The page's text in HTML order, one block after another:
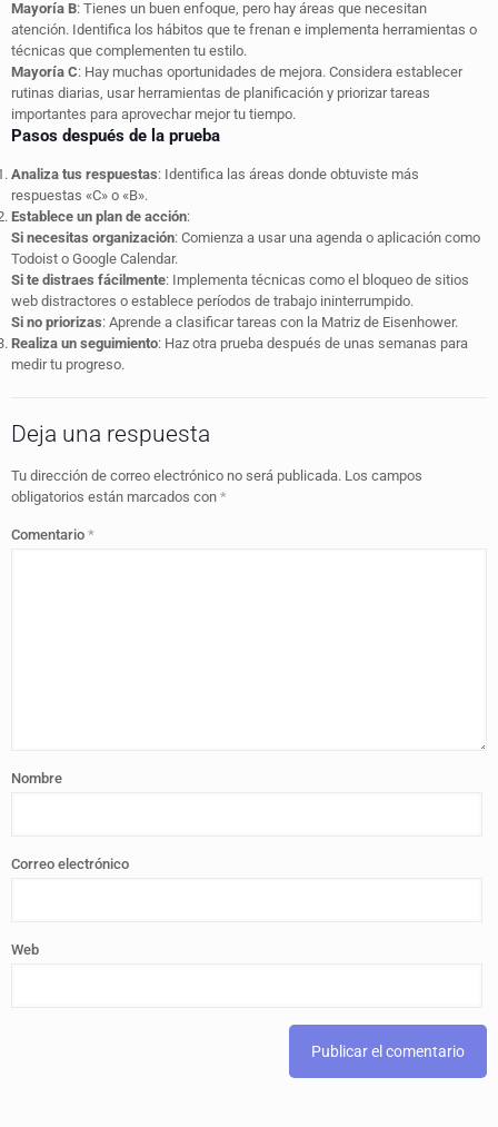
Mayoría B: Tienes un buen enfoque, pero hay áreas que necesitan
atención. Identifica los hábitos que te frenan e implementa herramientas o
técnicas que complementen tu estilo.
Mayoría C: Hay muchas oportunidades de mejora. Considera establecer
rutinas diarias, usar herramientas de planificación y priorizar tareas
importantes para aprovechar mejor tu tiempo.
Pasos después de la prueba
Analiza tus respuestas: Identifica las áreas donde obtuviste más
respuestas «C» o «B».
Establece un plan de acción:
Si necesitas organización: Comienza a usar una agenda o aplicación como
Todoist o Google Calendar.
Si te distraes fácilmente: Implementa técnicas como el bloqueo de sitios
web distractores o establece períodos de trabajo ininterrumpido.
Si no priorizas: Aprende a clasificar tareas con la Matriz de Eisenhower.
Realiza un seguimiento: Haz otra prueba después de unas semanas para
medir tu progreso.
Deja una respuesta
Tu dirección de correo electrónico no será publicada. Los campos
obligatorios están marcados con *
Comentario *
Nombre
Correo electrónico
Web